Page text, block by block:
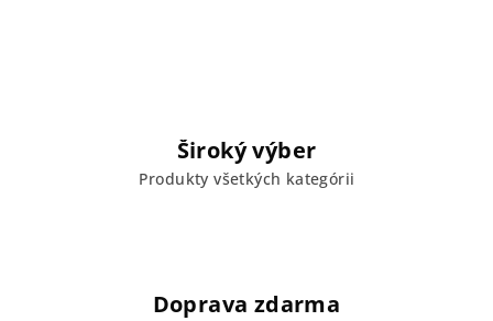
Široký výber
Produkty všetkých kategórii
Doprava zdarma